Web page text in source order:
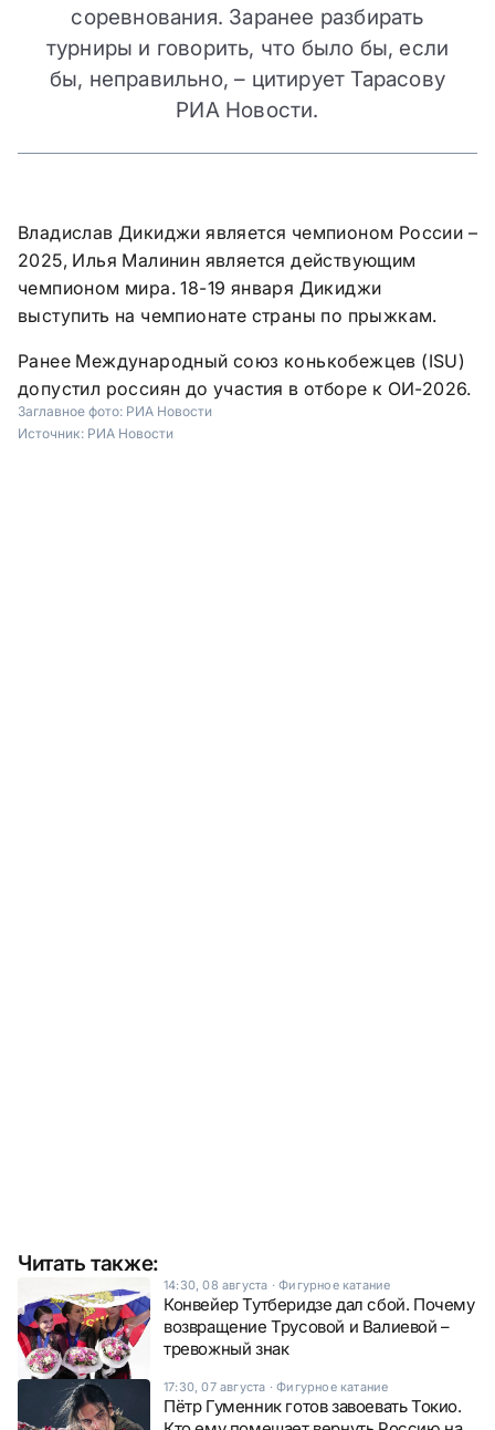
соревнования. Заранее разбирать
турниры и говорить, что было бы, если
бы, неправильно, – цитирует Тарасову
РИА Новости.
Владислав Дикиджи является чемпионом России –
2025, Илья Малинин является действующим
чемпионом мира. 18-19 января Дикиджи
выступить на чемпионате страны по прыжкам.
Ранее Международный союз конькобежцев (ISU)
допустил россиян до участия в отборе к ОИ-2026.
Заглавное фото: РИА Новости
Источник: РИА Новости
Читать также:
14:30, 08 августа ·Фигурное катание
Конвейер Тутберидзе дал сбой. Почему
возвращение Трусовой и Валиевой –
тревожный знак
17:30, 07 августа ·Фигурное катание
Пётр Гуменник готов завоевать Токио.